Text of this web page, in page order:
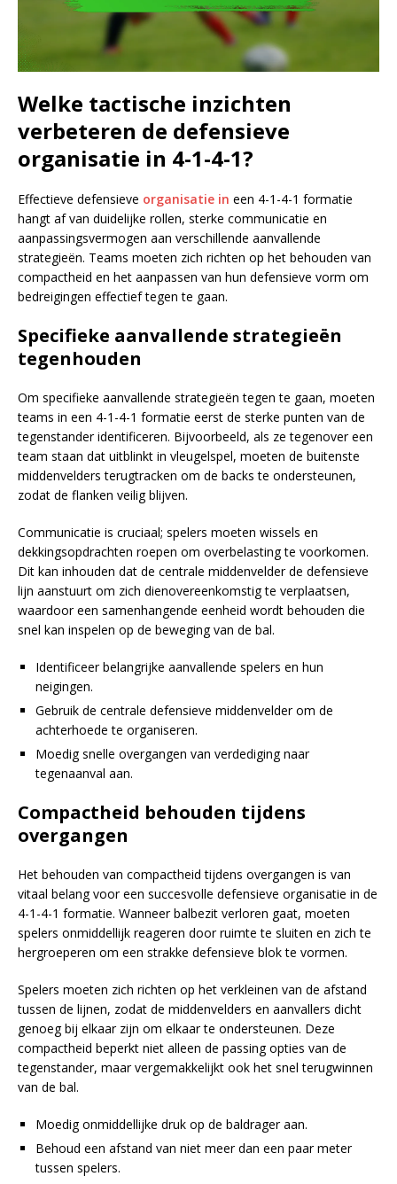
Welke tactische inzichten
verbeteren de defensieve
organisatie in 4-1-4-1?
Effectieve defensieve organisatie in een 4-1-4-1 formatie
hangt af van duidelijke rollen, sterke communicatie en
aanpassingsvermogen aan verschillende aanvallende
strategieën. Teams moeten zich richten op het behouden van
compactheid en het aanpassen van hun defensieve vorm om
bedreigingen effectief tegen te gaan.
Specifieke aanvallende strategieën
tegenhouden
Om specifieke aanvallende strategieën tegen te gaan, moeten
teams in een 4-1-4-1 formatie eerst de sterke punten van de
tegenstander identificeren. Bijvoorbeeld, als ze tegenover een
team staan dat uitblinkt in vleugelspel, moeten de buitenste
middenvelders terugtracken om de backs te ondersteunen,
zodat de flanken veilig blijven.
Communicatie is cruciaal; spelers moeten wissels en
dekkingsopdrachten roepen om overbelasting te voorkomen.
Dit kan inhouden dat de centrale middenvelder de defensieve
lijn aanstuurt om zich dienovereenkomstig te verplaatsen,
waardoor een samenhangende eenheid wordt behouden die
snel kan inspelen op de beweging van de bal.
Identificeer belangrijke aanvallende spelers en hun
neigingen.
Gebruik de centrale defensieve middenvelder om de
achterhoede te organiseren.
Moedig snelle overgangen van verdediging naar
tegenaanval aan.
Compactheid behouden tijdens
overgangen
Het behouden van compactheid tijdens overgangen is van
vitaal belang voor een succesvolle defensieve organisatie in de
4-1-4-1 formatie. Wanneer balbezit verloren gaat, moeten
spelers onmiddellijk reageren door ruimte te sluiten en zich te
hergroeperen om een strakke defensieve blok te vormen.
Spelers moeten zich richten op het verkleinen van de afstand
tussen de lijnen, zodat de middenvelders en aanvallers dicht
genoeg bij elkaar zijn om elkaar te ondersteunen. Deze
compactheid beperkt niet alleen de passing opties van de
tegenstander, maar vergemakkelijkt ook het snel terugwinnen
van de bal.
Moedig onmiddellijke druk op de baldrager aan.
Behoud een afstand van niet meer dan een paar meter
tussen spelers.